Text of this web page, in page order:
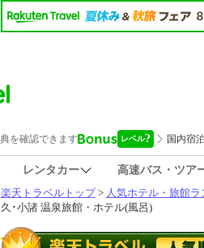
レンタカー
高速バス・ツア
楽天トラベルトップ> 人気ホテル・旅館ラ
久･小諸 温泉旅館・ホテル(風呂)